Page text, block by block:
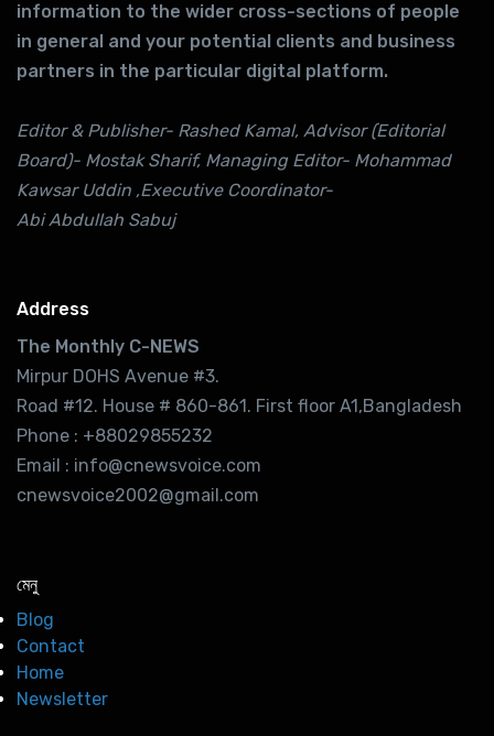
information to the wider cross-sections of people
in general and your potential clients and business
partners in the particular digital platform.
Editor & Publisher- Rashed Kamal, Advisor (Editorial
Board)- Mostak Sharif, Managing Editor- Mohammad
Kawsar Uddin ,Executive Coordinator-
Abi Abdullah Sabuj
Address
The Monthly C-NEWS
Mirpur DOHS Avenue #3.
Road #12. House # 860-861. First floor A1,Bangladesh
Phone : +88029855232
Email : info@cnewsvoice.com
cnewsvoice2002@gmail.com
মেনু
Blog
Contact
Home
Newsletter